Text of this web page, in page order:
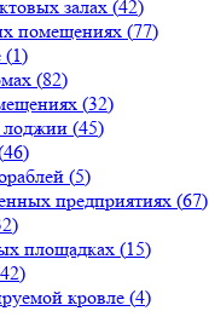
залах (42)
помещениях (77)
(1)
(82)
(32)
лоджии (45)
46)
(5)
предприятиях (67)
)
площадках (15)
42)
кровле (4)